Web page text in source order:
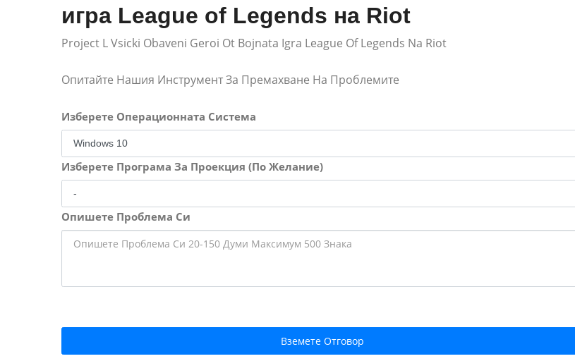
игра League of Legends на Riot
Project L Vsicki Obaveni Geroi Ot Bojnata Igra League Of Legends Na Riot
Опитайте Нашия Инструмент За Премахване На Проблемите
Изберете Операционната Система
Изберете Програма За Проекция (По Желание)
Опишете Проблема Си
Вземете Отговор